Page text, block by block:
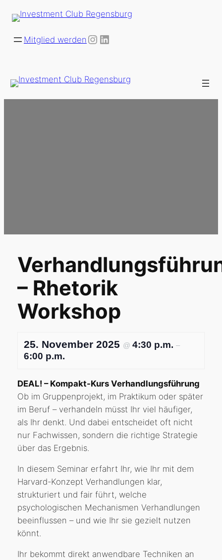
Mitglied werden Instagram
LinkedIn
– Rhetorik
Workshop
25. November 2025 @ 4:30 p.m. –
6:00 p.m.
DEAL! – Kompakt-Kurs Verhandlungsführung
Ob im Gruppenprojekt, im Praktikum oder später
im Beruf – verhandeln müsst Ihr viel häufiger,
als Ihr denkt. Und dabei entscheidet oft nicht
nur Fachwissen, sondern die richtige Strategie
über das Ergebnis.
In diesem Seminar erfahrt Ihr, wie Ihr mit dem
Harvard-Konzept Verhandlungen klar,
strukturiert und fair führt, welche
psychologischen Mechanismen Verhandlungen
beeinflussen – und wie Ihr sie gezielt nutzen
könnt.
Ihr bekommt direkt anwendbare Techniken an